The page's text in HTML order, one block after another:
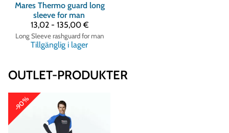
Mares Thermo guard long
sleeve for man
13,02 - 135,00 €
Long Sleeve rashguard for man
Tillgänglig i lager
OUTLET-PRODUKTER
-90%